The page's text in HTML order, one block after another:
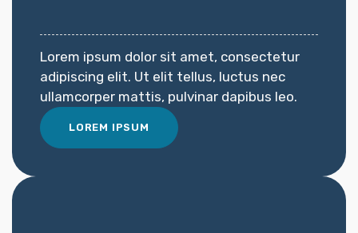
Lorem ipsum dolor sit amet, consectetur
adipiscing elit. Ut elit tellus, luctus nec
ullamcorper mattis, pulvinar dapibus leo.
LOREM IPSUM